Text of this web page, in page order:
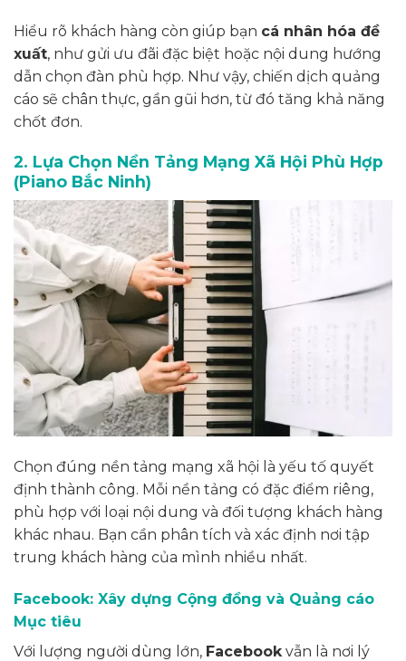
Hiểu rõ khách hàng còn giúp bạn cá nhân hóa đề
xuất, như gửi ưu đãi đặc biệt hoặc nội dung hướng
dẫn chọn đàn phù hợp. Như vậy, chiến dịch quảng
cáo sẽ chân thực, gần gũi hơn, từ đó tăng khả năng
chốt đơn.
2. Lựa Chọn Nền Tảng Mạng Xã Hội Phù Hợp
(Piano Bắc Ninh)
Chọn đúng nền tảng mạng xã hội là yếu tố quyết
định thành công. Mỗi nền tảng có đặc điểm riêng,
phù hợp với loại nội dung và đối tượng khách hàng
khác nhau. Bạn cần phân tích và xác định nơi tập
trung khách hàng của mình nhiều nhất.
Facebook: Xây dựng Cộng đồng và Quảng cáo
Mục tiêu
Với lượng người dùng lớn, Facebook vẫn là nơi lý